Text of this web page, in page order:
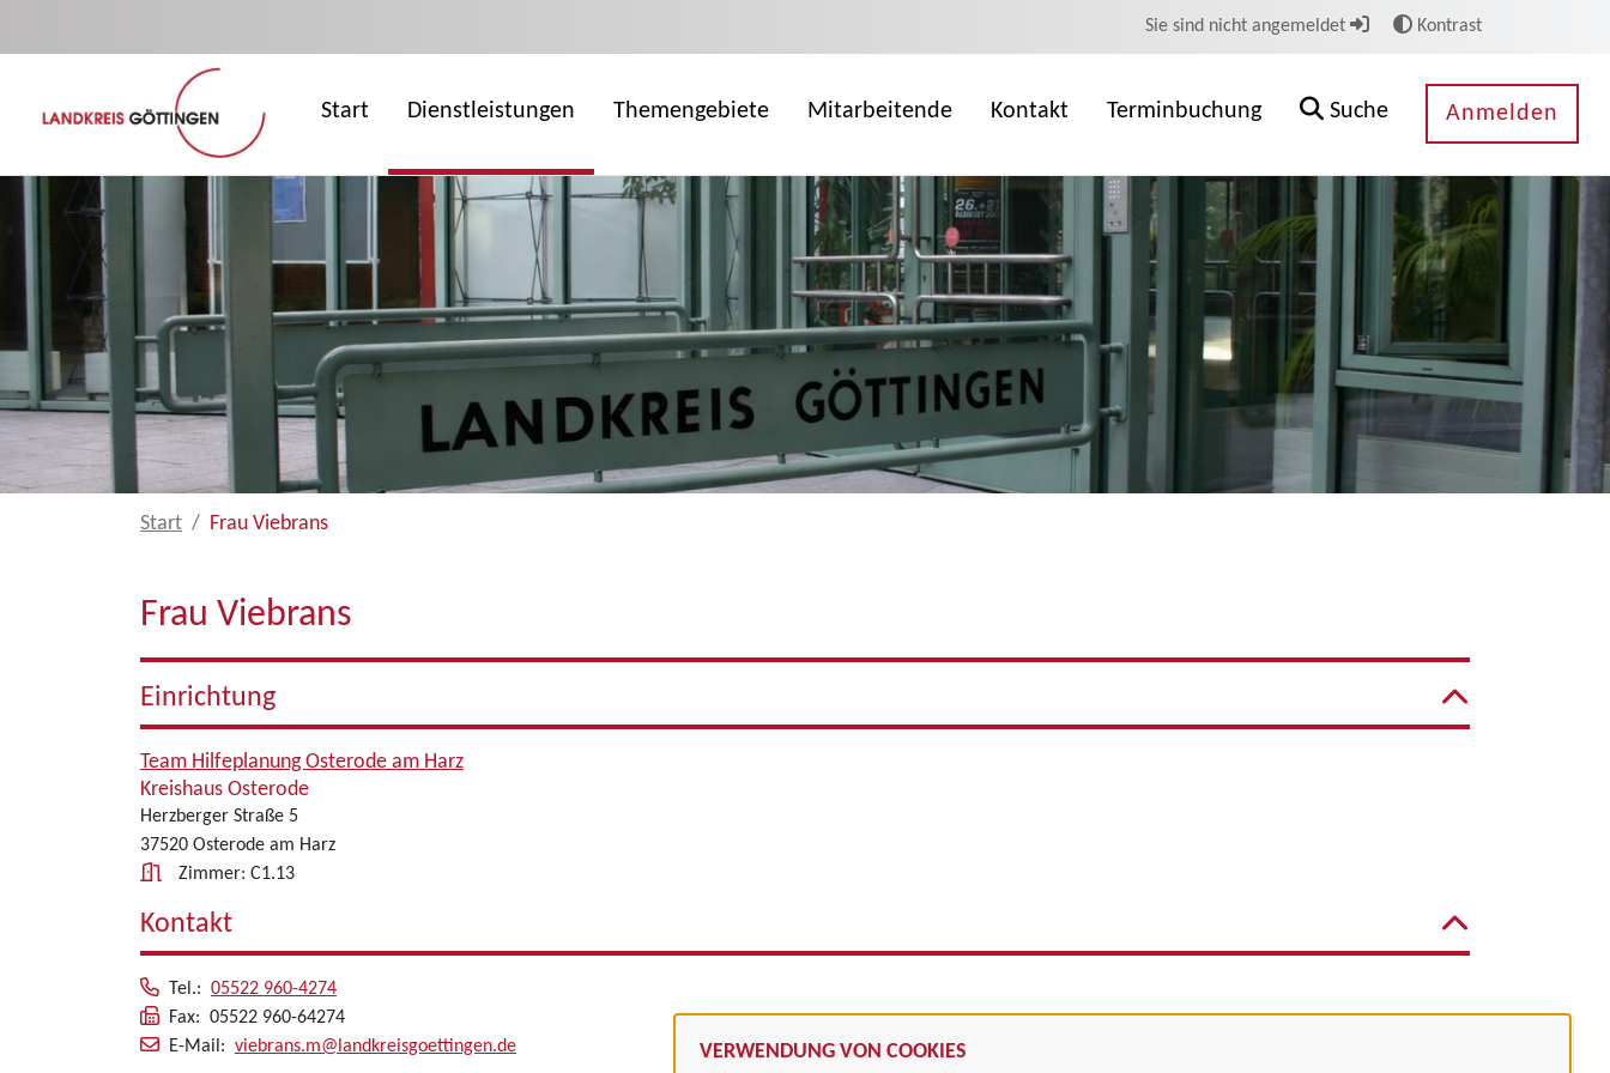
VERWENDUNG VON COOKIES
Sie sind nicht angemeldet Kontrast
Start Dienstleistungen Themengebiete Mitarbeitende Kontakt Terminbuchung Suche Anmelden
Start Frau Viebrans
Frau Viebrans
Einrichtung
Team Hilfeplanung Osterode am Harz
Kreishaus Osterode
Herzberger Straße 5
37520 Osterode am Harz
Zimmer: C1.13
Kontakt
Tel.: 05522 960-4274
Fax: 05522 960-64274
E-Mail: viebrans.m@landkreisgoettingen.de